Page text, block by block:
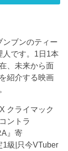
ンブンのティー
人です。1日1本
、未来から面
紹介する映画
クライマック
ントラ
』寄
1級|只今VTuber